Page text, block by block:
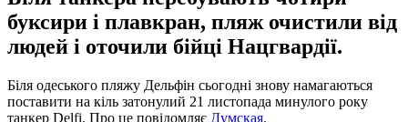
буксири і плавкран, пляж очистили від
людей і оточили бійці Нацгвардії.
Біля одеського пляжу Дельфін сьогодні знову намагаються
поставити на кіль затонулий 21 листопада минулого року
танкер Delfi. Про це повідомляє Думская.